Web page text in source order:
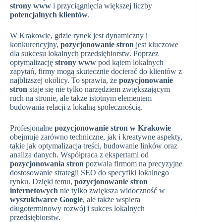
strony www i przyciągnięcia większej liczby
potencjalnych klientów.
W Krakowie, gdzie rynek jest dynamiczny i
konkurencyjny, pozycjonowanie stron jest kluczowe
dla sukcesu lokalnych przedsiębiorstw. Poprzez
optymalizację strony www pod kątem lokalnych
zapytań, firmy mogą skutecznie docierać do klientów z
najbliższej okolicy. To sprawia, że pozycjonowanie
stron staje się nie tylko narzędziem zwiększającym
ruch na stronie, ale także istotnym elementem
budowania relacji z lokalną społecznością.
Profesjonalne pozycjonowanie stron w Krakowie
obejmuje zarówno techniczne, jak i kreatywne aspekty,
takie jak optymalizacja treści, budowanie linków oraz
analiza danych. Współpraca z ekspertami od
pozycjonowania stron pozwala firmom na precyzyjne
dostosowanie strategii SEO do specyfiki lokalnego
rynku. Dzięki temu, pozycjonowanie stron
internetowych nie tylko zwiększa widoczność w
wyszukiwarce Google, ale także wspiera
długoterminowy rozwój i sukces lokalnych
przedsiębiorstw.